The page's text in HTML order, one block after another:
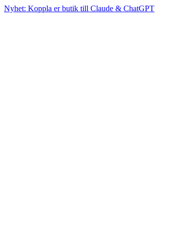
Nyhet: Koppla er butik till Claude & ChatGPT